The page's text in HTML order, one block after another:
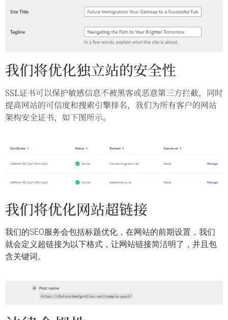
我们将优化独立站的安全性
SSL证书可以保护敏感信息不被黑客或恶意第三方拦截，同时
提高网站的可信度和搜索引擎排名，我们为所有客户的网站
架构安全证书，如下图所示。
我们将优化网站超链接
我们的SEO服务会包括标题优化，在网站的前期设置，我们
就会定义超链接为以下格式，让网站链接简洁明了，并且包
含关键词。